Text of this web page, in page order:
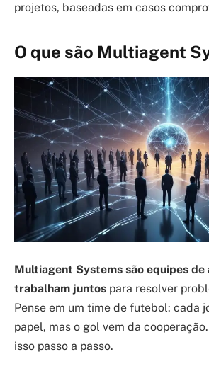
projetos, baseadas em casos
O que são Multiagent
Multiagent Systems são equipes de
trabalham juntos para resolver
Pense em um time de futebol: cada
papel, mas o gol vem da
isso passo a passo.